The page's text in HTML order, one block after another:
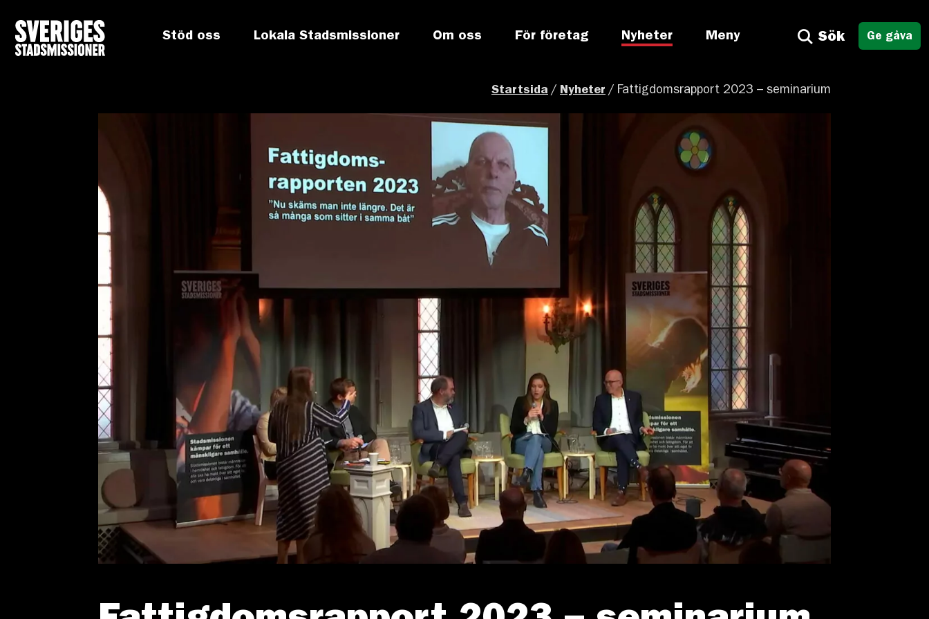
Stöd oss Lokala Stadsmissioner Om oss För företag Nyheter Meny Sök Ge gåva
Startsida / Nyheter / Fattigdomsrapport 2023 – seminarium